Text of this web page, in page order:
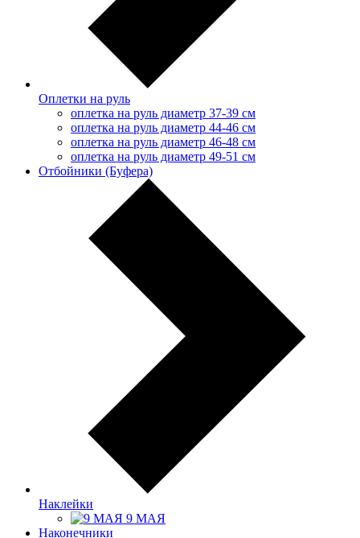
Оплетки на руль
оплетка на руль диаметр 37-39 см
оплетка на руль диаметр 44-46 см
оплетка на руль диаметр 46-48 см
оплетка на руль диаметр 49-51 см
Отбойники (Буфера)
Наклейки
9 МАЯ
Наконечники